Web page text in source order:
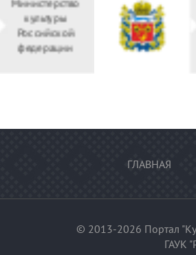
Министерство
культуры
Российской
федерации
ГЛАВНАЯ
© 2013-2026 Портал
ГАУК